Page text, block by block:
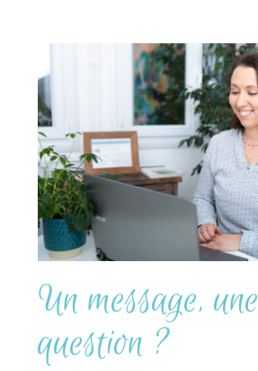
Un message, une
question ?